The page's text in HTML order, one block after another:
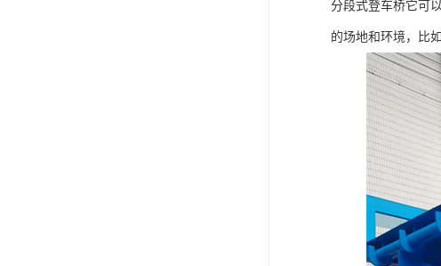
分段式登车桥它可
的场地和环境，比